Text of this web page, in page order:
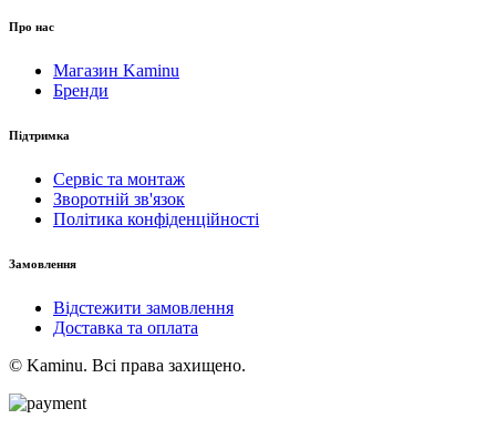
Про нас
Магазин Kaminu
Бренди
Підтримка
Сервіс та монтаж
Зворотній зв'язок
Політика конфіденційності
Замовлення
Відстежити замовлення
Доставка та оплата
© Kaminu. Всі права захищено.